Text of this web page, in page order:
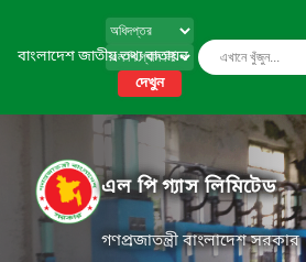
বাংলাদেশ জাতীয় তথ্য বাতায়ন
দেখুন
এল পি গ্যাস লিমিটেড
গণপ্রজাতন্ত্রী বাংলাদেশ সরকার